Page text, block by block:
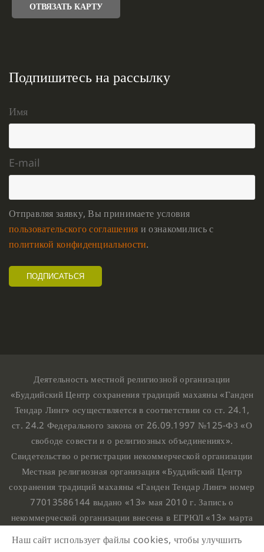
ОТВЯЗАТЬ КАРТУ
Подпишитесь на рассылку
Имя
E-mail
Отправляя заявку, Вы принимаете условия
пользовательского соглашения и ознакомились с
политикой конфиденциальности.
Деятельность местной религиозной организации
«Буддийский Центр сохранения традиций махаяны «Ганден
Тендар Линг» осуществляется в соответствии со ст. 24.1,
ст. 24.2 Федерального закона от 26.09.1997 №125-ФЗ «О
свободе совести и о религиозных объединениях».
Свидетельство о регистрации некоммерческой организации
Местная религиозная организация «Буддийский Центр
сохранения традиций махаяны «Ганден Тендар Линг» номер
77013586144 выдано «13» мая 2010 г. Запись о
некоммерческой организации внесена в ЕГРЮЛ «13» марта
номером 1107799015708.
Наш сайт использует файлы cookies, чтобы улучшить